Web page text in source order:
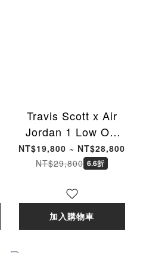
Travis Scott x Air
Jordan 1 Low OG
"Tropical Pink" 聯名
款 倒鉤 米白粉色 男女
現貨]
NT$19,800 ~ NT$28,800
NT$29,800 6.6折
加入購物車